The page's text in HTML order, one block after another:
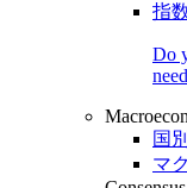
指
Do
国
マ